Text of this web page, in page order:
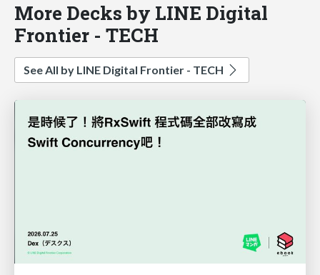
More Decks by LINE Digital
Frontier - TECH
See All by LINE Digital Frontier - TECH